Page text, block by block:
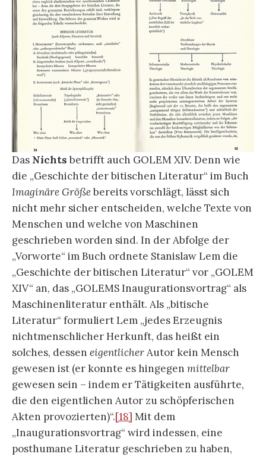
Das Nichts betrifft auch GOLEM XIV. Denn wie
die „Geschichte der bitischen Literatur“ im Buch
Imaginäre Größebereits vorschlägt, lässt sich
nicht mehr sicher entscheiden, welche Texte von
Menschen und welche von Maschinen
geschrieben worden sind. In der Abfolge der
„Vorworte“ im Buch ordnete Stanislaw Lem die
„Geschichte der bitischen Literatur“ vor „GOLEM
XIV“ an, das „GOLEMS Inaugurationsvortrag“ als
Maschinenliteratur enthält. Als „bitische
Literatur“ formuliert Lem „jedes Erzeugnis
nichtmenschlicher Herkunft, das heißt ein
solches, dessen eigentlicherAutor kein Mensch
gewesen ist (er konnte es hingegen mittelbar
gewesen sein – indem er Tätigkeiten ausführte,
die den eigentlichen Autor zu schöpferischen
Akten provozierten)“.[18] Mit dem
„Inaugurationsvortrag“ wird indessen, eine
posthumane Literatur geschrieben zu haben,